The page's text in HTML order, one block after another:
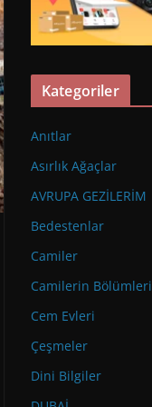
Kategoriler
Anıtlar
Asırlık Ağaçlar
AVRUPA GEZİLERİM
Bedestenlar
Camiler
Camilerin Bölümleri
Cem Evleri
Çeşmeler
Dini Bilgiler